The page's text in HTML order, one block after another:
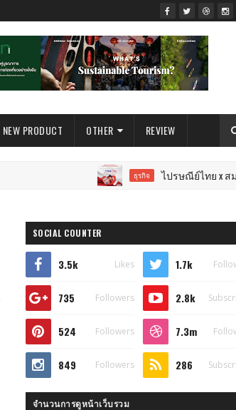
NEW PRODUCT OTHER REVIEW
ธุรกิจ ไปรษณีย์ไทย x สมาคมการตล
SOCIAL COUNTER
3.5k Likes 1.7k
735 Followers 2.8k
524 Followers 7.3m
849 Followers 286
จำนวนการดูหน้าเว็บรวม